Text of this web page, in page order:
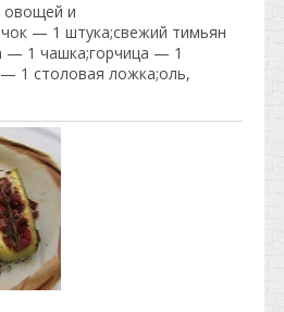
овощей и
— 1 штука;свежий тимьян
— 1 чашка;горчица — 1
1 столовая ложка;оль,